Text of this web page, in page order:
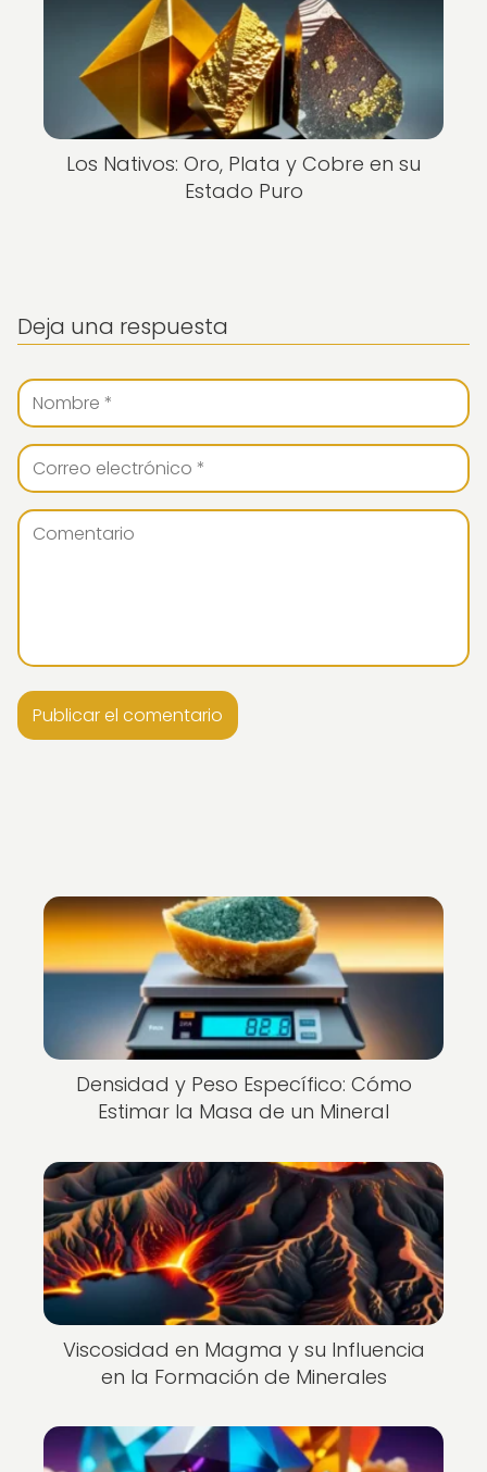
Los Nativos: Oro, Plata y Cobre en su
Estado Puro
Deja una respuesta
Densidad y Peso Específico: Cómo
Estimar la Masa de un Mineral
Viscosidad en Magma y su Influencia
en la Formación de Minerales